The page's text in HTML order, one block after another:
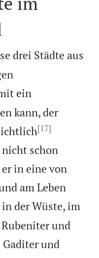
drei Städte aus
ein
kann, der
[17]
schon
er in eine von
am Leben
in der Wüste, im
und
und